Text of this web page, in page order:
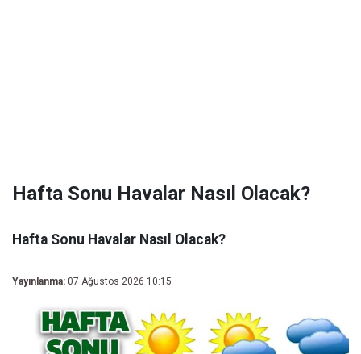
Hafta Sonu Havalar Nasıl Olacak?
Hafta Sonu Havalar Nasıl Olacak?
Yayınlanma: 07 Ağustos 2026 10:15